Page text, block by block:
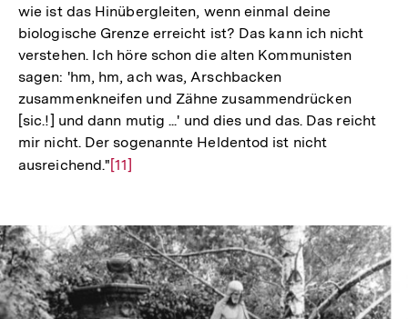
wie ist das Hinübergleiten, wenn einmal deine
biologische Grenze erreicht ist? Das kann ich nicht
verstehen. Ich höre schon die alten Kommunisten
sagen: 'hm, hm, ach was, Arschbacken
zusammenkneifen und Zähne zusammendrücken
[sic.!] und dann mutig ...' und dies und das. Das reicht
mir nicht. Der sogenannte Heldentod ist nicht
ausreichend."Zur
Fußnote
[11]